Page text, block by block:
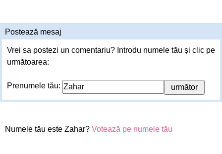
Postează mesaj
Vrei sa postezi un comentariu? Introdu numele tău și clic pe
următoarea:
Prenumele tău:
Numele tău este Zahar? Votează pe numele tău